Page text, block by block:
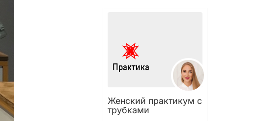
Женский практикум с
трубками